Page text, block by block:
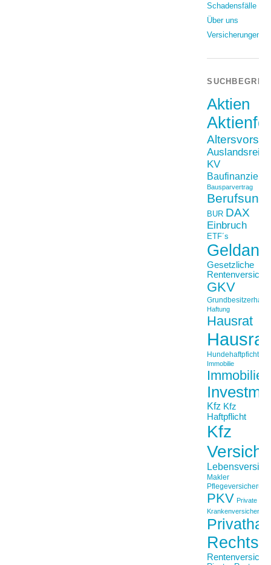
Schadensfälle
Über uns
Versicherungen
Aktien
Auslandsreise
KV
Bausparvertrag
BUR DAX
Einbruch
ETF´s
Gesetzliche
GKV
Haftung
Hausrat
Hundehaftpficht
Immobilie
Kfz Kfz
Haftpflicht
Kfz
Makler
Pflegeversicherung
PKV Private
Krankenversicherung